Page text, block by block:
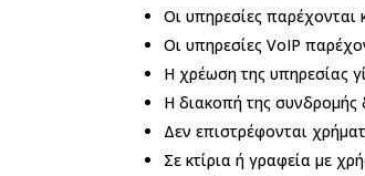
Οι υπηρεσίες παρέχονται
Οι υπηρεσίες VoIP
Η χρέωση της υπηρεσίας
Η διακοπή της συνδρομής
Δεν επιστρέφονται
Σε κτίρια ή γραφεία με